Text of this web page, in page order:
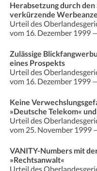
Herabsetzung durch
verkürzende
Urteil des
vom 16. Dezember 1999
Zulässige
eines Prospekts
Urteil des
vom 16. Dezember 1999
Keine
»Deutsche Telekom«
Urteil des
vom 25. November 1999
VANITY-Numbers mit
»Rechtsanwalt«
Urteil des